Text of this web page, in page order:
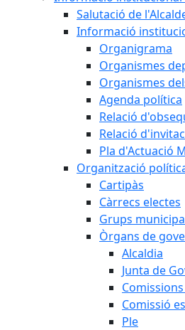
Salutació de
Informació
Organigrama
Organismes
Organismes
Agenda política
Relació
Relació
Pla d'Actuació
Organització
Cartipàs
Càrrecs electes
Grups
Òrgans de
Alcaldia
Junta de
Comissió
Ple